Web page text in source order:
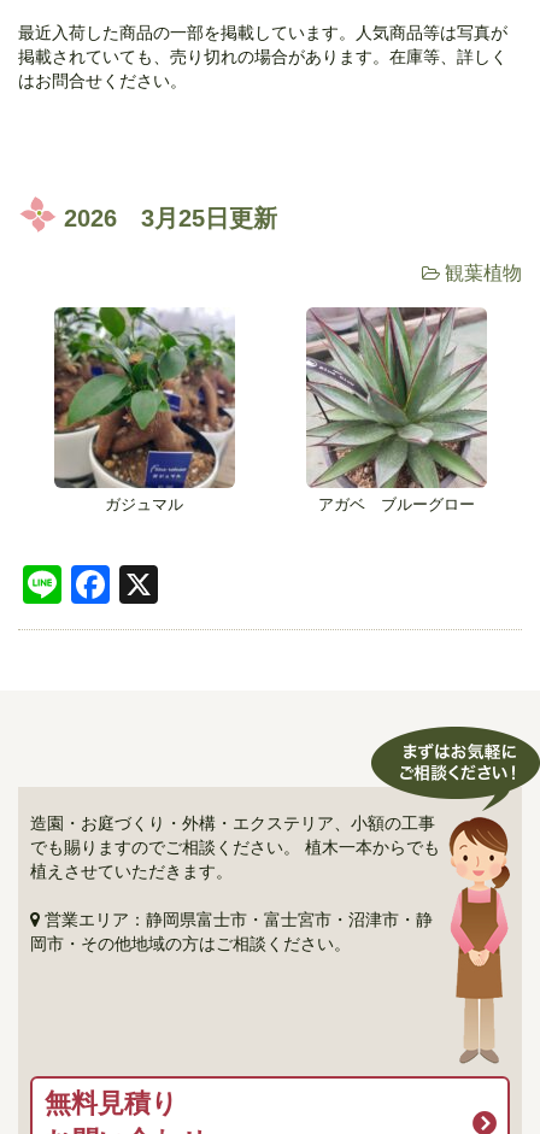
最近入荷した商品の一部を掲載しています。人気商品等は写真が
掲載されていても、売り切れの場合があります。在庫等、詳しく
はお問合せください。
2026 3月25日更新
観葉植物
ガジュマル アガベ ブルーグロー
LineFacebook
造園・お庭づくり・外構・エクステリア、小額の工事
でも賜りますのでご相談ください。 植木一本からでも
植えさせていただきます。
営業エリア：静岡県富士市・富士宮市・沼津市・静
岡市・その他地域の方はご相談ください。
無料見積り